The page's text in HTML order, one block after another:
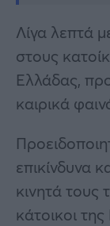
Λίγα λεπτά
στους
Ελλάδας,
καιρικά
επικίνδυνα
κινητά τους
κάτοικοι